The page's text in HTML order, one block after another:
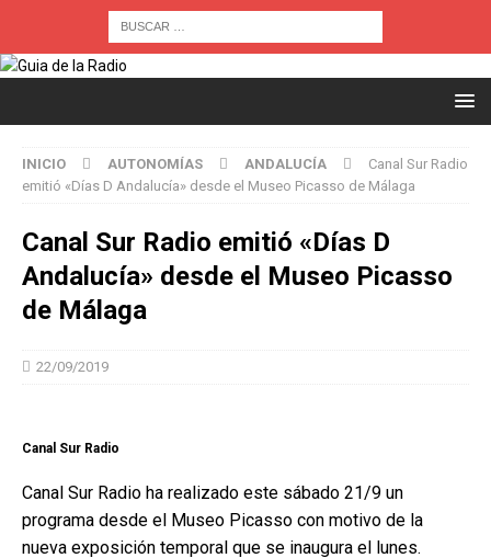
INICIO AUTONOMÍAS ANDALUCÍA
Canal Sur Radio
emitió «Días D Andalucía» desde el Museo Picasso de Málaga
Canal Sur Radio emitió «Días D
Andalucía» desde el Museo Picasso
de Málaga
22/09/2019
Canal Sur Radio
Canal Sur Radio ha realizado este sábado 21/9 un
programa desde el Museo Picasso con motivo de la
nueva exposición temporal que se inaugura el lunes.